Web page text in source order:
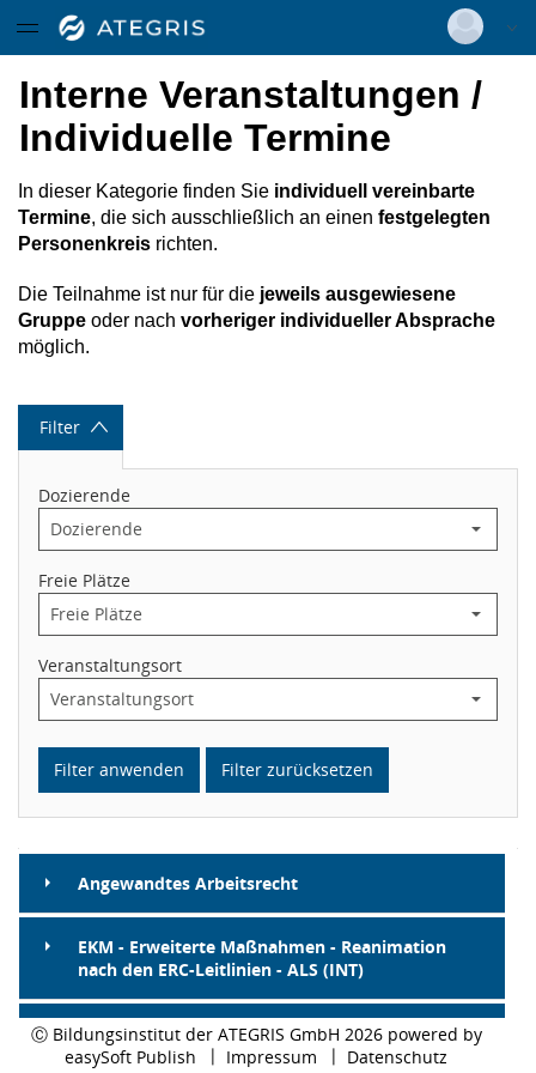
Login
Menügruppe
Weiterbildungen
Ärztecurriculum
Karrierewerkstatt
Fachweiterbildung in der
Intensivpflege und Pflege in der
Anästhesie
ZERCUR GERIATRIE®
Fachweiterbildung Pflege
Hygienebeauftragte in der Pflege
Wundexperte ICW®
Weiterbildung zur Leitung (DKG)
Weiterbildung Praxisanleitung
(DKG)
Zertifiziertes Curriculum
Geriatrie Basislehrgang
Menügruppe
Get together - Bildung im Wandel
Infos und Anmeldung
Menügruppe
Ausbildung
Ausbildungsangebote
Interne Veranstaltungen /
Individuelle Termine
In dieser Kategorie finden Sie individuell vereinbarte
Termine, die sich ausschließlich an einen festgelegten
Personenkreis richten.
Die Teilnahme ist nur für die jeweils ausgewiesene
Gruppe oder nach vorheriger individueller Absprache
möglich.
Filter
Dozierende
Freie Plätze
Veranstaltungsort
Filter anwenden Filter zurücksetzen
Datentabelle mit 12 Zeilen und 13 Spalten
Angewandtes Arbeitsrecht
EKM - Erweiterte Maßnahmen - Reanimation
nach den ERC-Leitlinien - ALS (INT)
EKM - Reanimation nach den ERC-Leitlinien - BLS
(Augen OP)
Ⓒ Bildungsinstitut der ATEGRIS GmbH 2026 powered by
easySoft Publish
Impressum Datenschutz